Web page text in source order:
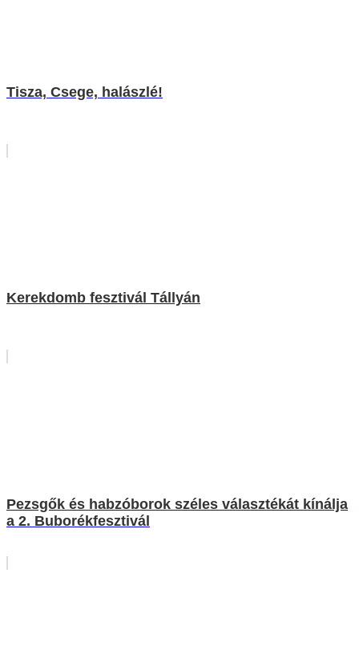
Tisza, Csege, halászlé!
Kerekdomb fesztivál Tállyán
Pezsgők és habzóborok széles választékát kínálja
a 2. Buborékfesztivál